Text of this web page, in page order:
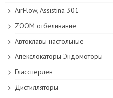
AirFlow, Assistina 301
ZOOM отбеливание
Автоклавы настольные
Апекслокаторы Эндомоторы
Глассперлен
Дистилляторы